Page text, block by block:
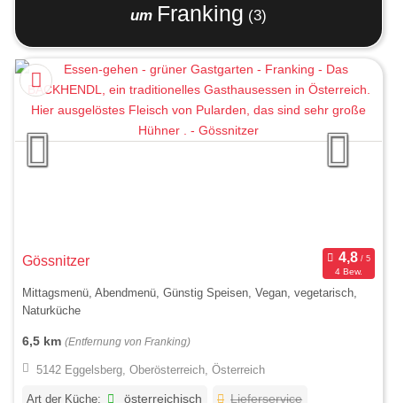
um Franking (3)
Gössnitzer
4 Bew.
Mittagsmenü, Abendmenü, Günstig Speisen, Vegan, vegetarisch,
Naturküche
6,5 km (Entfernung von Franking)
5142 Eggelsberg, Oberösterreich, Österreich
Art der Küche: österreichisch Lieferservice